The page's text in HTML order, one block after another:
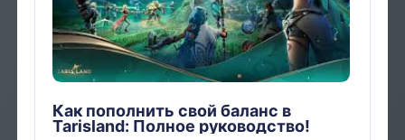
Как пополнить свой баланс в
Tarisland: Полное руководство!